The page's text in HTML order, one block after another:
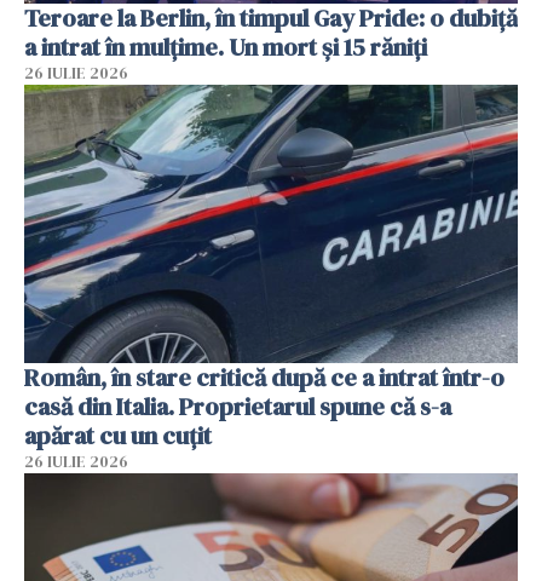
Teroare la Berlin, în timpul Gay Pride: o dubiță
a intrat în mulțime. Un mort și 15 răniți
26 IULIE 2026
Român, în stare critică după ce a intrat într-o
casă din Italia. Proprietarul spune că s-a
apărat cu un cuțit
26 IULIE 2026